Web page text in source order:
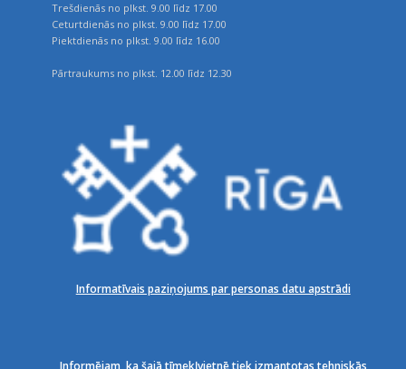
Trešdienās no plkst. 9.00 līdz 17.00
Ceturtdienās no plkst. 9.00 līdz 17.00
Piektdienās no plkst. 9.00 līdz 16.00
Pārtraukums no plkst. 12.00 līdz 12.30
Informatīvais paziņojums par personas datu apstrādi
Informējam, ka šajā tīmekļvietnē tiek izmantotas tehniskās